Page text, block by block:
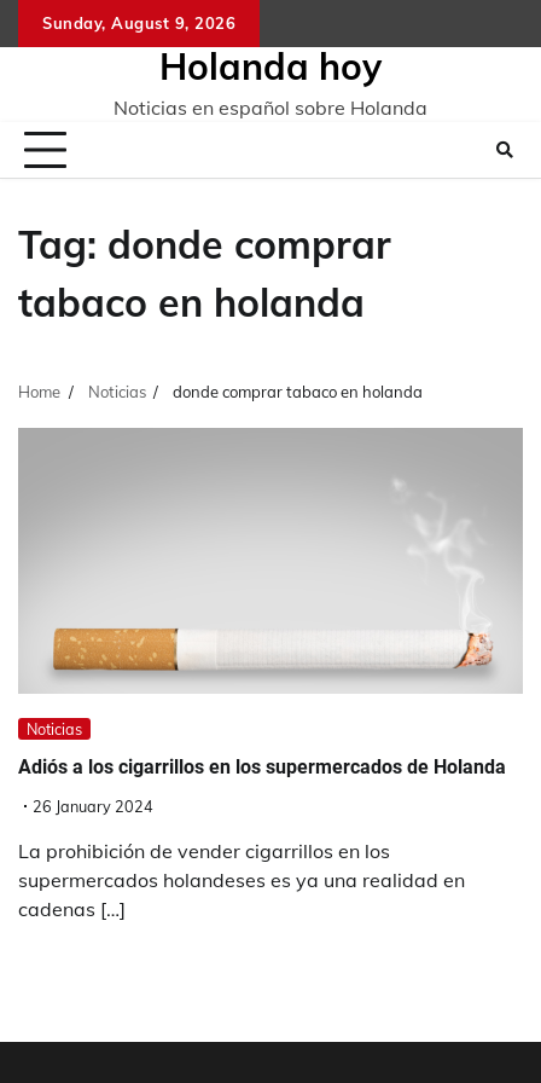
to
Sunday, August 9, 2026
Holanda hoy
Noticias en español sobre Holanda
Tag: donde comprar
tabaco en holanda
Home Noticias donde comprar tabaco en holanda
Noticias
Adiós a los cigarrillos en los supermercados de Holanda
26 January 2024
La prohibición de vender cigarrillos en los
supermercados holandeses es ya una realidad en
cadenas […]